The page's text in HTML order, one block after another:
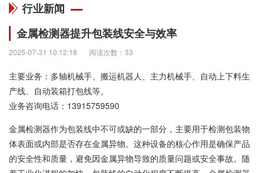
行业新闻
金属检测器提升包装线安全与效率
2025-07-31 10:12:18 阅读次数：33
主要业务：多轴机械手、搬运机器人、主力机械手、自动上下料生
产线、自动装箱打包线等。
业务咨询电话： 13915759590
金属检测器作为包装线中不可或缺的一部分，主要用于检测包装物
体表面或内部是否存在金属异物。这种设备的核心作用是确保产品
的安全性和质量，避免因金属异物导致的质量问题或安全事故。随